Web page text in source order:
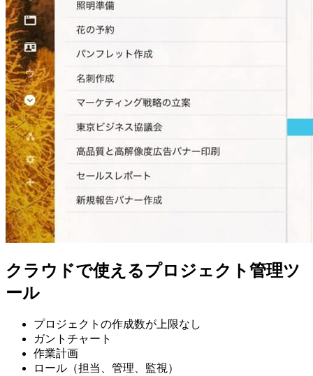
クラウドで使えるプロジェクト管理ツ
ール
プロジェクトの作成数が上限なし
ガントチャート
作業計画
ロール（担当、管理、監視）